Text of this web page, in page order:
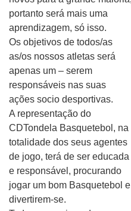
portanto será mais uma
aprendizagem, só isso.
Os objetivos de todos/as
as/os nossos atletas será
apenas um – serem
responsáveis nas suas
ações socio desportivas.
A representação do
CDTondela Basquetebol, na
totalidade dos seus agentes
de jogo, terá de ser educada
e responsável, procurando
jogar um bom Basquetebol e
divertirem-se.